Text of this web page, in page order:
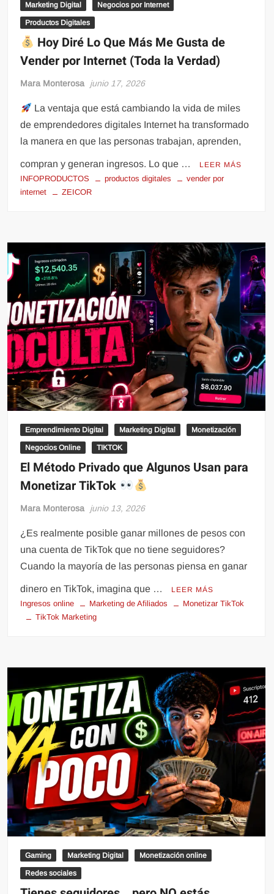
Marketing Digital Negocios por Internet
Productos Digitales
Hoy Diré Lo Que Más Me Gusta de
Vender por Internet (Toda la Verdad)
Mara Monterosa junio 17, 2026
La ventaja que está cambiando la vida de miles
de emprendedores digitales Internet ha transformado
la manera en que las personas trabajan, aprenden,
compran y generan ingresos. Lo que … LEER MÁS
INFOPRODUCTOS productos digitales
vender por
internet
ZEICOR
Emprendimiento Digital Marketing Digital Monetización
Negocios Online TIKTOK
El Método Privado que Algunos Usan para
Monetizar TikTok
Mara Monterosa junio 13, 2026
¿Es realmente posible ganar millones de pesos con
una cuenta de TikTok que no tiene seguidores?
Cuando la mayoría de las personas piensa en ganar
dinero en TikTok, imagina que … LEER MÁS
Ingresos online Marketing de Afiliados
Monetizar TikTok
TikTok Marketing
Gaming Marketing Digital Monetización online
Redes sociales